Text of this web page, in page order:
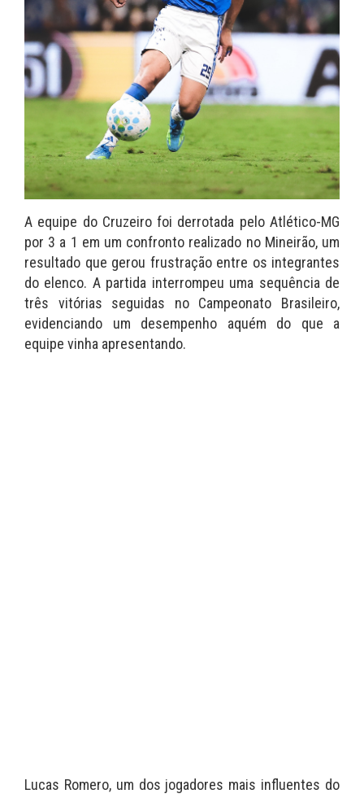
A equipe do Cruzeiro foi derrotada pelo Atlético-MG
por 3 a 1 em um confronto realizado no Mineirão, um
resultado que gerou frustração entre os integrantes
do elenco. A partida interrompeu uma sequência de
três vitórias seguidas no Campeonato Brasileiro,
evidenciando um desempenho aquém do que a
equipe vinha apresentando.
Lucas Romero, um dos jogadores mais influentes do